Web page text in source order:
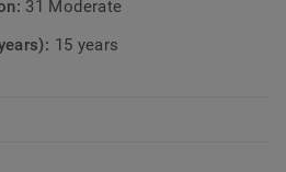
31 Moderate
15 years